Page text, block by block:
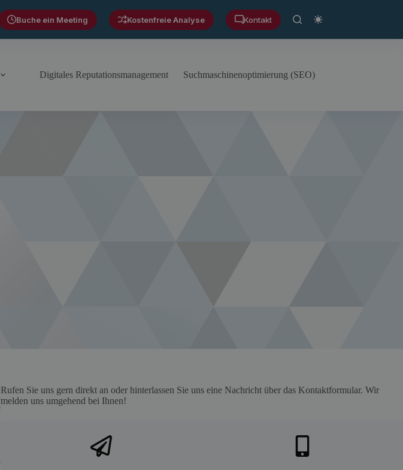
Buche ein Meeting Kostenfreie Analyse Kontakt
Digitales Reputationsmanagement Suchmaschinenoptimierung (SEO)
Rufen Sie uns gern direkt an oder hinterlassen Sie uns eine Nachricht über das Kontaktformular. Wir
melden uns umgehend bei Ihnen!